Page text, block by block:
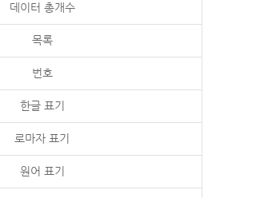
데이터 총개수
목록
번호
한글 표기
로마자 표기
원어 표기